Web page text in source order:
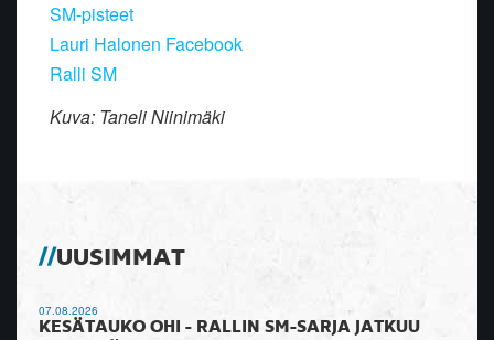
SM-pisteet
Lauri Halonen Facebook
Ralli SM
Kuva: Taneli Niinimäki
UUSIMMAT
07.08.2026
KESÄTAUKO OHI - RALLIN SM-SARJA JATKUU